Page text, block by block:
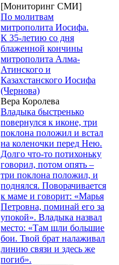
[Мониторинг СМИ]
По молитвам
митрополита Иосифа.
К 35-летию со дня
блаженной кончины
митрополита Алма-
Атинского и
Казахстанского Иосифа
(Чернова)
Вера Королева
Владыка быстренько
повернулся к иконе, три
поклона положил и встал
на коленочки перед Нею.
Долго что-то потихоньку
говорил, потом опять –
три поклона положил, и
поднялся. Поворачивается
к маме и говорит: «Марья
Петровна, поминай его за
упокой». Владыка назвал
место: «Там шли большие
бои. Твой брат налаживал
линию связи и здесь же
погиб».